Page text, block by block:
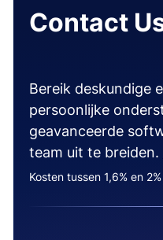
Contact
Bereik deskundige
persoonlijke
geavanceerde
team uit te breiden.
Kosten tussen 1,6% en 2%